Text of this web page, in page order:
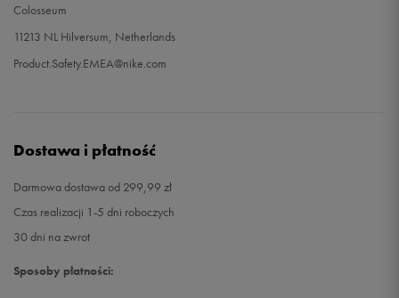
Colosseum
11213 NL Hilversum, Netherlands
Product.Safety.EMEA@nike.com
Dostawa i płatność
Darmowa dostawa od 299,99 zł
Czas realizacji 1-5 dni roboczych
30 dni na zwrot
Sposoby płatności: